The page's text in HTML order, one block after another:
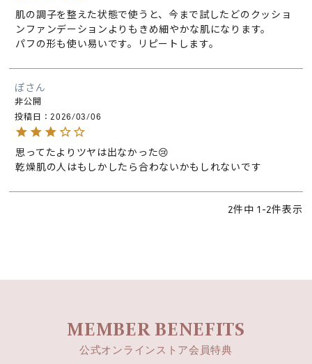
肌の調子を整えた状態で使うと、今まで試したどのクッショ
ンファンデーションよりもきめ細やかな肌になります。
パフの形も使い易いです。リピートします。
ぽ
非公開
投稿日
2026/03/06
思ってたよりツヤは出なかった😢
乾燥肌の人はもしかしたら合わないかもしれないです
2件中 1-2件表示
MEMBER BENEFITS
公式オンラインストア会員特典